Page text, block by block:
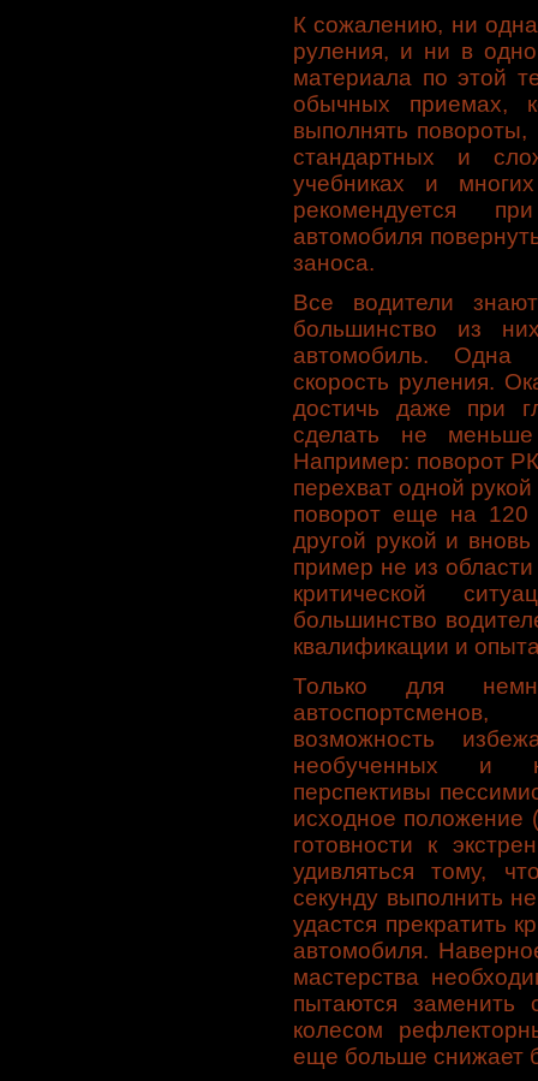
К сожалению, ни
руления, и ни в
материала по этой
обычных приемах,
выполнять
стандартных и
учебниках и
рекомендуется
автомобиля
заноса.
Все водители
большинство из
автомобиль. Одна
скорость руления.
достичь даже при
сделать не
Например: поворот
перехват одной
поворот еще на 120
другой рукой и
пример не из
критической
большинство
квалификации и
Только для
возможность
необученных и
перспективы
исходное положение
готовности к
удивляться тому,
секунду выполнить
удастся прекратить
автомобиля.
мастерства
пытаются заменить
колесом
еще больше снижает